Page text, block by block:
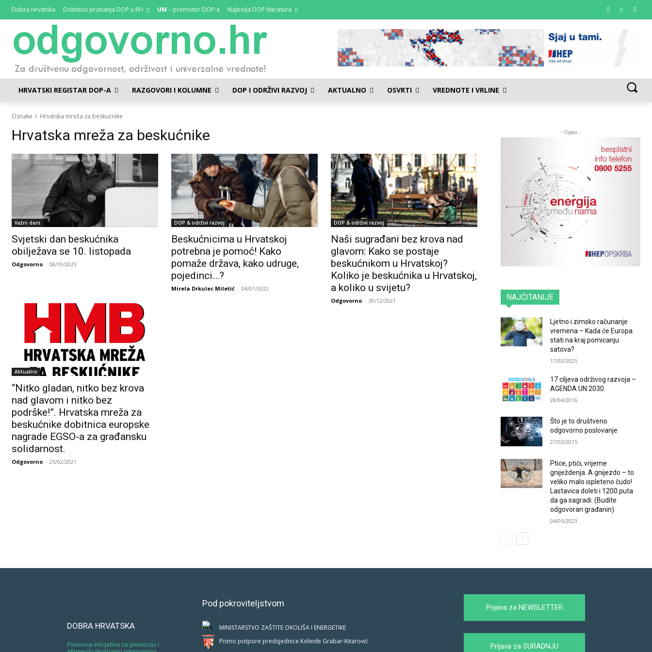
Dobra Hrvatska Dobitnici priznanja DOP u RH UM – promotor DOP-a Najbolja DOP literatura
HRVATSKI REGISTAR DOP-A RAZGOVORI I KOLUMNE DOP I ODRŽIVI RAZVOJ AKTUALNO OSVRTI VREDNOTE I VRLINE
Oznake Hrvatska mreža za beskućnike
Hrvatska mreža za beskućnike
Važni dani
Svjetski dan beskućnika
obilježava se 10. listopada
Odgovorno - 08/10/2023
DOP & održivi razvoj
Beskućnicima u Hrvatskoj
potrebna je pomoć! Kako
pomaže država, kako udruge,
pojedinci…?
Mirela Drkulec Miletić - 04/01/2022
DOP & održivi razvoj
Naši sugrađani bez krova nad
glavom: Kako se postaje
beskućnikom u Hrvatskoj?
Koliko je beskućnika u Hrvatskoj,
a koliko u svijetu?
Odgovorno - 30/12/2021
Aktualno
“Nitko gladan, nitko bez krova
nad glavom i nitko bez
podrške!”. Hrvatska mreža za
beskućnike dobitnica europske
nagrade EGSO-a za građansku
solidarnost.
Odgovorno - 25/02/2021
- Oglas -
NAJČITANIJE
Ljetno i zimsko računanje
vremena – Kada će Europa
stati na kraj pomicanju
satova?
17/03/2025
17 ciljeva održivog razvoja –
AGENDA UN 2030.
28/04/2016
Što je to društveno
odgovorno poslovanje
27/03/2015
Ptice, ptići, vrijeme
gniježdenja. A gnijezdo – to
veliko malo ispleteno čudo!
Lastavica doleti i 1200 puta
da ga sagradi. (Budite
odgovoran građanin)
04/05/2023
DOBRA HRVATSKA
Poslovna inicijativa za promociju i
Pod pokroviteljstvom
MINISTARSTVO ZAŠTITE OKOLIŠA I ENERGETIKE
Pismo potpore predsjednice Kolinde Grabar-Kitarović
Prijava za NEWSLETTER
Prijava za SURADNJU